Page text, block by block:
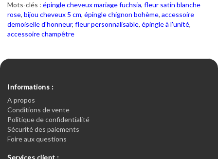
Mots-clés : épingle cheveux mariage fuchsia, fleur satin blanche
rose, bijou cheveux 5 cm, épingle chignon bohème, accessoire
demoiselle d'honneur, fleur personnalisable, épingle à l'unité,
accessoire champêtre
Informations :
A propos
Conditions de vente
Politique de confidentialité
Sécurité des paiements
Foire aux questions
Services client :